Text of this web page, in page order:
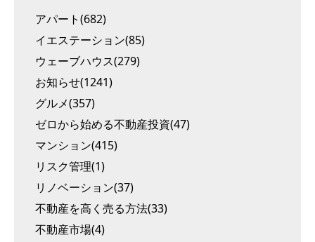
アパート(682)
イエステーション(85)
ウェーブハウス(279)
お知らせ(1241)
グルメ(357)
ゼロから始める不動産投資(47)
マンション(415)
リスク管理(1)
リノベーション(37)
不動産を高く売る方法(33)
不動産市場(4)